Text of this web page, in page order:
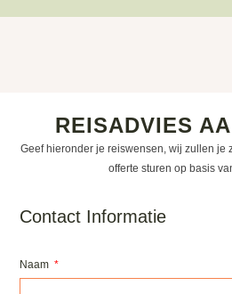
REISADVIES
Geef hieronder je reiswensen, wij zullen je
offerte sturen op basis
Contact Informatie
Naam